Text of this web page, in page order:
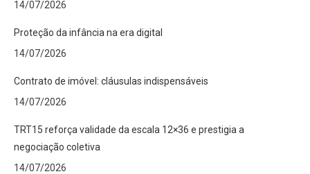
14/07/2026
Proteção da infância na era digital
14/07/2026
Contrato de imóvel: cláusulas indispensáveis
14/07/2026
TRT15 reforça validade da escala 12×36 e prestigia a
negociação coletiva
14/07/2026